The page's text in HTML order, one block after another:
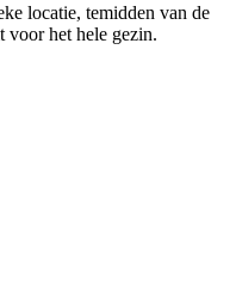
locatie, temidden van de
voor het hele gezin.